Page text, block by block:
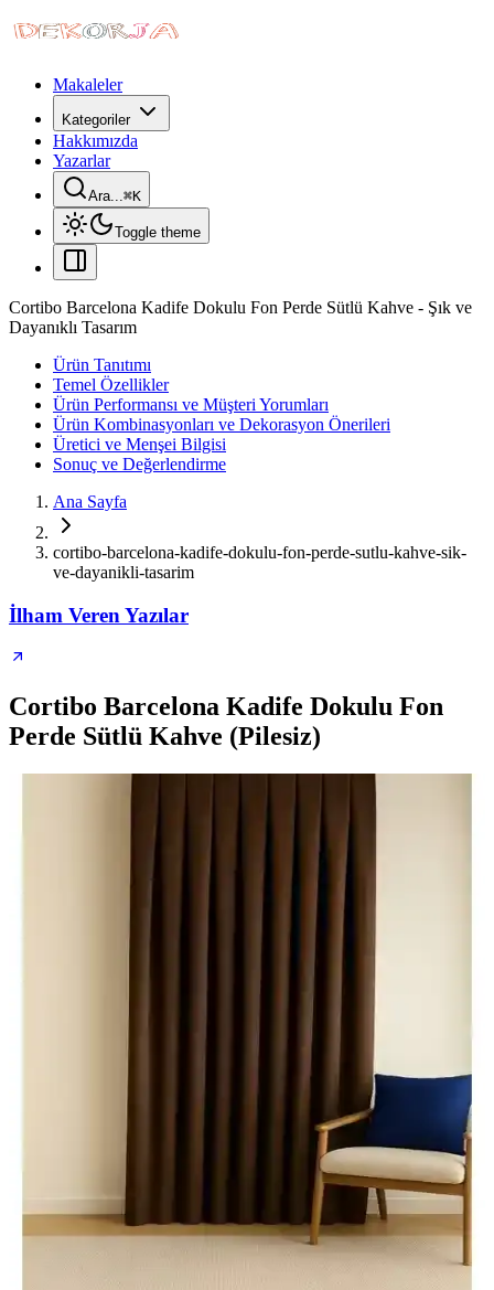
Makaleler
Kategoriler
Hakkımızda
Yazarlar
Ara...⌘K
Toggle theme
Cortibo Barcelona Kadife Dokulu Fon Perde Sütlü Kahve - Şık ve
Dayanıklı Tasarım
Ürün Tanıtımı
Temel Özellikler
Ürün Performansı ve Müşteri Yorumları
Ürün Kombinasyonları ve Dekorasyon Önerileri
Üretici ve Menşei Bilgisi
Sonuç ve Değerlendirme
Ana Sayfa
cortibo-barcelona-kadife-dokulu-fon-perde-sutlu-kahve-sik-
ve-dayanikli-tasarim
İlham Veren Yazılar
Cortibo Barcelona Kadife Dokulu Fon
Perde Sütlü Kahve (Pilesiz)